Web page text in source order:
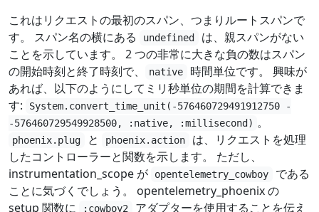
これはリクエストの最初のスパン、つまりルートスパンで
す。 スパン名の横にある
undefined
は、親スパンがない
ことを示しています。 2 つの非常に大きな負の数はスパン
の開始時刻と終了時刻で、
native
時間単位です。 興味が
あれば、以下のようにしてミリ秒単位の期間を計算できま
す:
System.convert_time_unit(-576460729491912750 -
-576460729549928500, :native, :millisecond) 。
phoenix.plug と phoenix.action
は、リクエストを処理
したコントローラーと関数を示します。 ただし、
instrumentation_scope が
opentelemetry_cowboy
である
ことに気づくでしょう。 opentelemetry_phoenix の
setup 関数に
:cowboy2
アダプターを使用することを伝え